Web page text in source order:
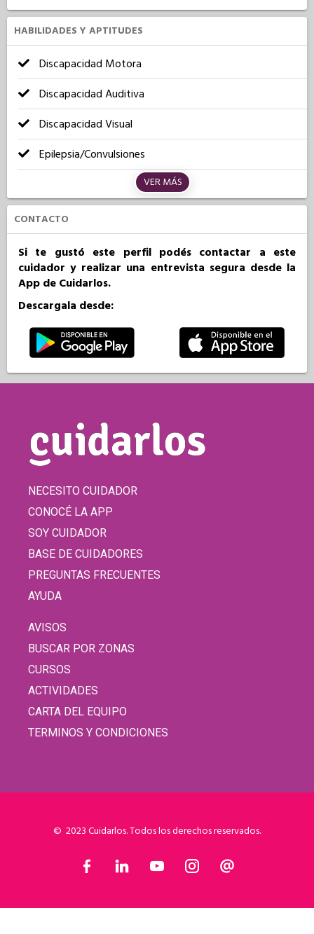
HABILIDADES Y APTITUDES
Discapacidad Motora
Discapacidad Auditiva
Discapacidad Visual
Epilepsia/Convulsiones
VER MÁS
CONTACTO
Si te gustó este perfil podés contactar a este
cuidador y realizar una entrevista segura desde la
App de Cuidarlos.
Descargala desde:
NECESITO CUIDADOR
CONOCÉ LA APP
SOY CUIDADOR
BASE DE CUIDADORES
PREGUNTAS FRECUENTES
AYUDA
AVISOS
BUSCAR POR ZONAS
CURSOS
ACTIVIDADES
CARTA DEL EQUIPO
TERMINOS Y CONDICIONES
© 2023 Cuidarlos. Todos los derechos reservados.